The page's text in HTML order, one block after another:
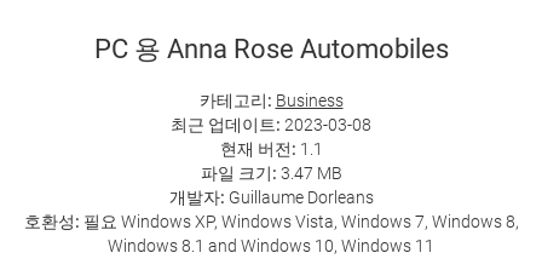
PC 용 Anna Rose Automobiles
카테고리: Business
최근 업데이트: 2023-03-08
현재 버전: 1.1
파일 크기: 3.47 MB
개발자: Guillaume Dorleans
호환성: 필요 Windows XP, Windows Vista, Windows 7, Windows 8,
Windows 8.1 and Windows 10, Windows 11